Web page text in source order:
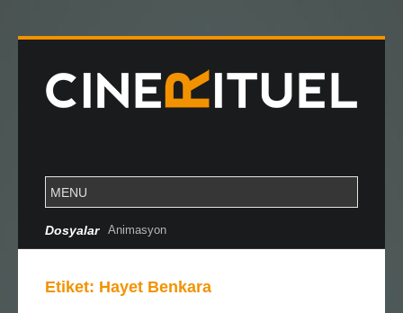
Dosyalar Animasyon
Etiket: Hayet Benkara